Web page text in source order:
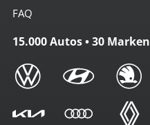
FAQ
15.000 Autos • 30 Marken